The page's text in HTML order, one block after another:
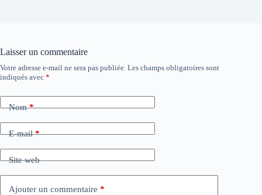
Laisser un commentaire
Votre adresse e-mail ne sera pas publiée. Les champs obligatoires sont
indiqués avec *
Nom*
E-mail*
Site web
Ajouter un commentaire *